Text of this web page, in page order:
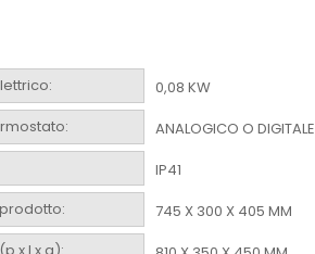
0,08 KW
ANALOGICO O DIGITALE
IP41
745 X 300 X 405 MM
x l x a):